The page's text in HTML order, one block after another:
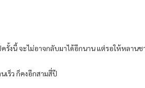
งนี้ จะไม่อาจกลับมาได้อีกนาน แต่รอให้หลาน
ร็ว ก็คงอีกสามสี่ปี